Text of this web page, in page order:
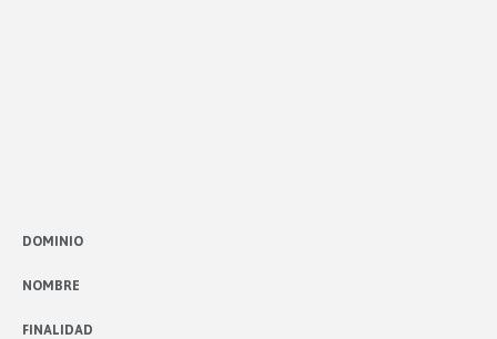
DOMINIO
NOMBRE
FINALIDAD